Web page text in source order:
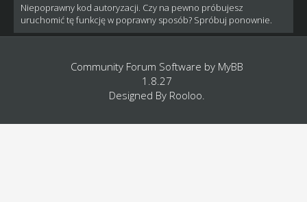
Niepoprawny kod autoryzacji. Czy na pewno próbujesz
uruchomić tę funkcję w poprawny sposób? Spróbuj ponownie.
Community Forum Software by MyBB
1.8.27
Designed By Rooloo.